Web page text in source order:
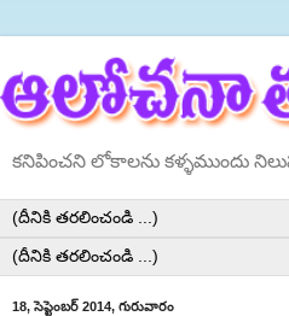
కనిపించని లోకాలను కళ్ళముందు
18, సెప్టెంబర్ 2014, గురువారం